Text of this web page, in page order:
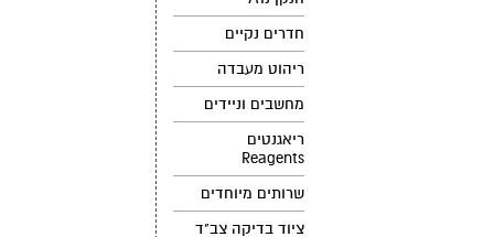
חדרים נקיים
ריהוט מעבדה
מחשבים וניידים
ריאגנטים
Reagents
שרותים מיוחדים
ציוד בדיקה צב"ד